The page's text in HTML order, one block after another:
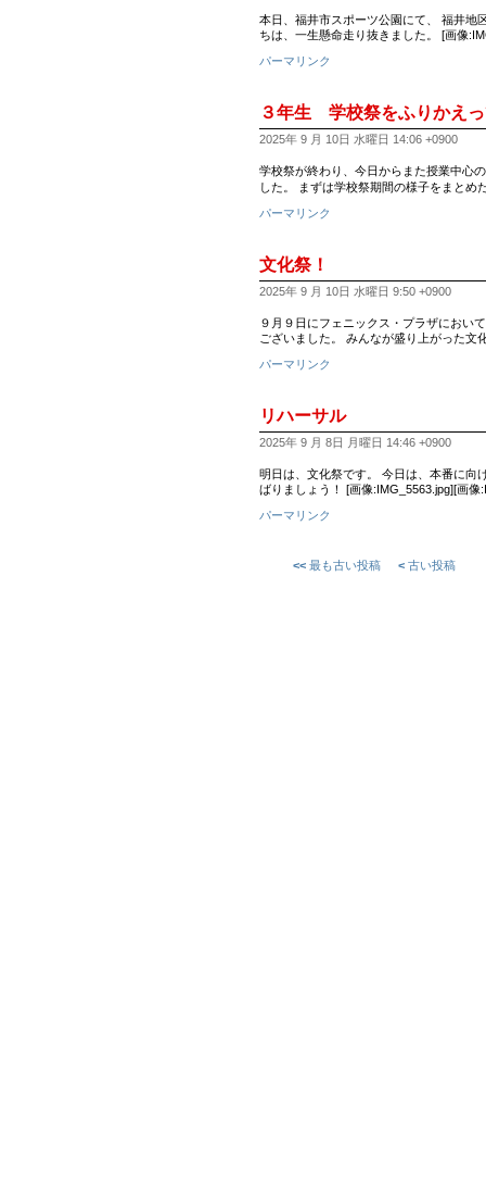
本日、福井市スポーツ公園にて、 福井地
ちは、一生懸命走り抜きました。 [画像
パーマリンク
３年生 学校祭をふりかえ
2025年 9 月 10日 水曜日 14:06 +0900
学校祭が終わり、今日からまた授業中心
した。 まずは学校祭期間の様子をまとめ
パーマリンク
文化祭！
2025年 9 月 10日 水曜日 9:50 +0900
９月９日にフェニックス・プラザにおい
ございました。 みんなが盛り上がった文
パーマリンク
リハーサル
2025年 9 月 8日 月曜日 14:46 +0900
明日は、文化祭です。 今日は、本番に向
ばりましょう！ [画像:IMG_5563.jpg][画像
パーマリンク
<< 最も古い投稿 < 古い投稿